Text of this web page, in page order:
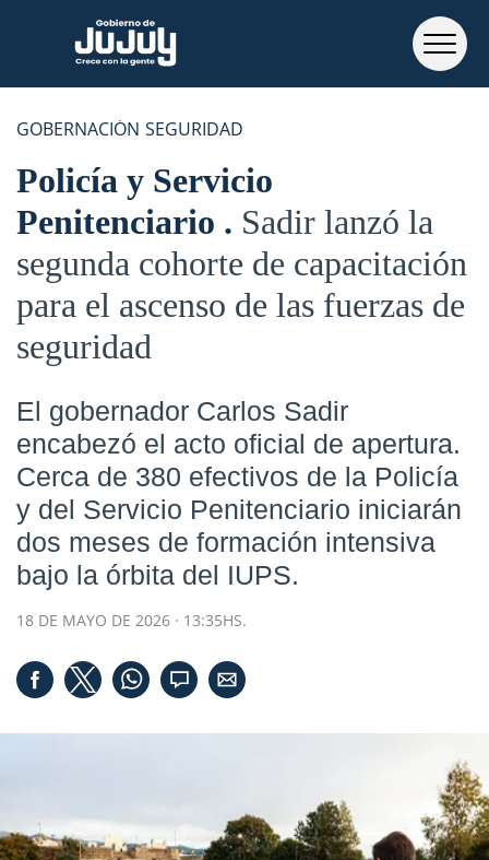
GOBERNACIÓN SEGURIDAD
Policía y Servicio
Penitenciario
Sadir lanzó la
segunda cohorte de capacitación
para el ascenso de las fuerzas de
seguridad
El gobernador Carlos Sadir
encabezó el acto oficial de apertura.
Cerca de 380 efectivos de la Policía
y del Servicio Penitenciario iniciarán
dos meses de formación intensiva
bajo la órbita del IUPS.
18 DE MAYO DE 2026 · 13:35HS.